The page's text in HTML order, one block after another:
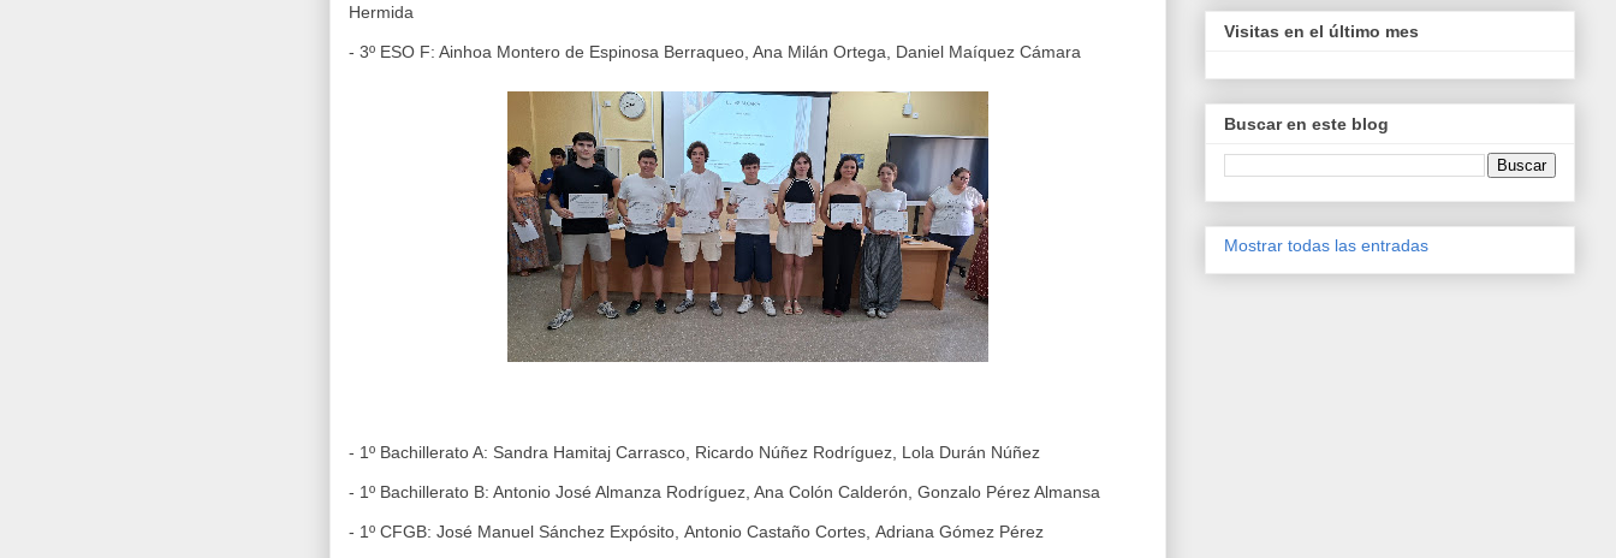
Hermida
- 3º ESO F: Ainhoa Montero de Espinosa Berraqueo, Ana Milán Ortega, Daniel Maíquez Cámara
- 1º Bachillerato A: Sandra Hamitaj Carrasco, Ricardo Núñez Rodríguez, Lola Durán Núñez
- 1º Bachillerato B: Antonio José Almanza Rodríguez, Ana Colón Calderón, Gonzalo Pérez Almansa
- 1º CFGB: José Manuel Sánchez Expósito, Antonio Castaño Cortes, Adriana Gómez Pérez
Visitas en el último mes
Buscar en este blog
Mostrar todas las entradas